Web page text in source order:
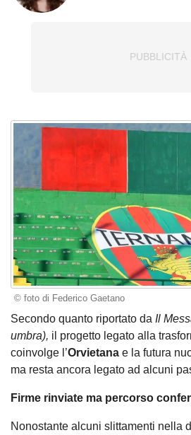
© foto di Federico Gaetano
Secondo quanto riportato da Il
umbra), il progetto legato alla
coinvolge l’Orvietana e la futura
ma resta ancora legato ad alcuni
Firme rinviate ma percorso
Nonostante alcuni slittamenti nella